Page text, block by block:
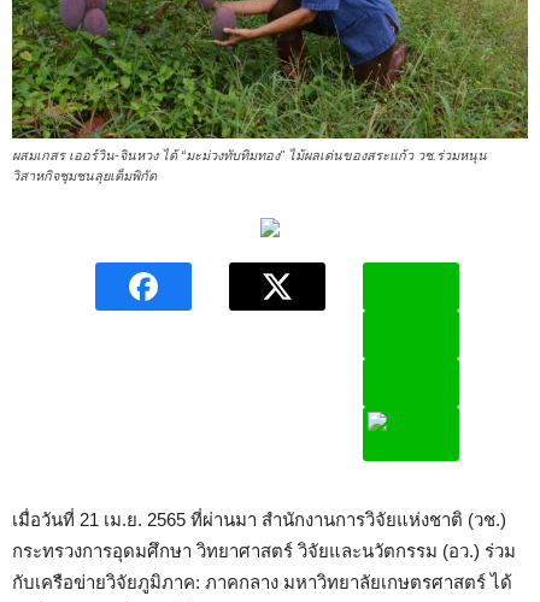
ผสมเกสร เออร์วิน-จินหวง ได้ “มะม่วงทับทิมทอง" ไม้ผลเด่นของสระแก้ว วช.ร่วมหนุน
วิสาหกิจชุมชนลุยเต็มพิกัด
เมื่อวันที่ 21 เม.ย. 2565 ที่ผ่านมา สำนักงานการวิจัยแห่งชาติ (วช.)
กระทรวงการอุดมศึกษา วิทยาศาสตร์ วิจัยและนวัตกรรม (อว.) ร่วม
กับเครือข่ายวิจัยภูมิภาค: ภาคกลาง มหาวิทยาลัยเกษตรศาสตร์ ได้